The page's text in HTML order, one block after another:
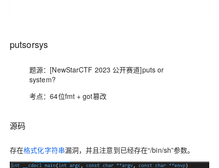
putsorsys
题源：[NewStarCTF 2023 公开赛道]puts or
system?
考点：64位fmt + got篡改
源码
存在格式化字符串漏洞，并且注意到已经存在“/bin/sh”参数。